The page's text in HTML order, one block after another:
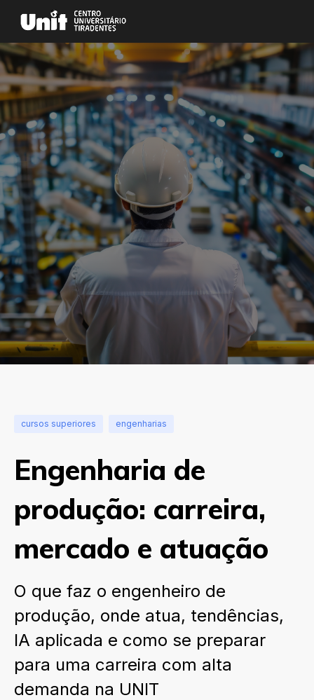
cursos superiores engenharias
Engenharia de
produção: carreira,
mercado e atuação
O que faz o engenheiro de
produção, onde atua, tendências,
IA aplicada e como se preparar
para uma carreira com alta
demanda na UNIT